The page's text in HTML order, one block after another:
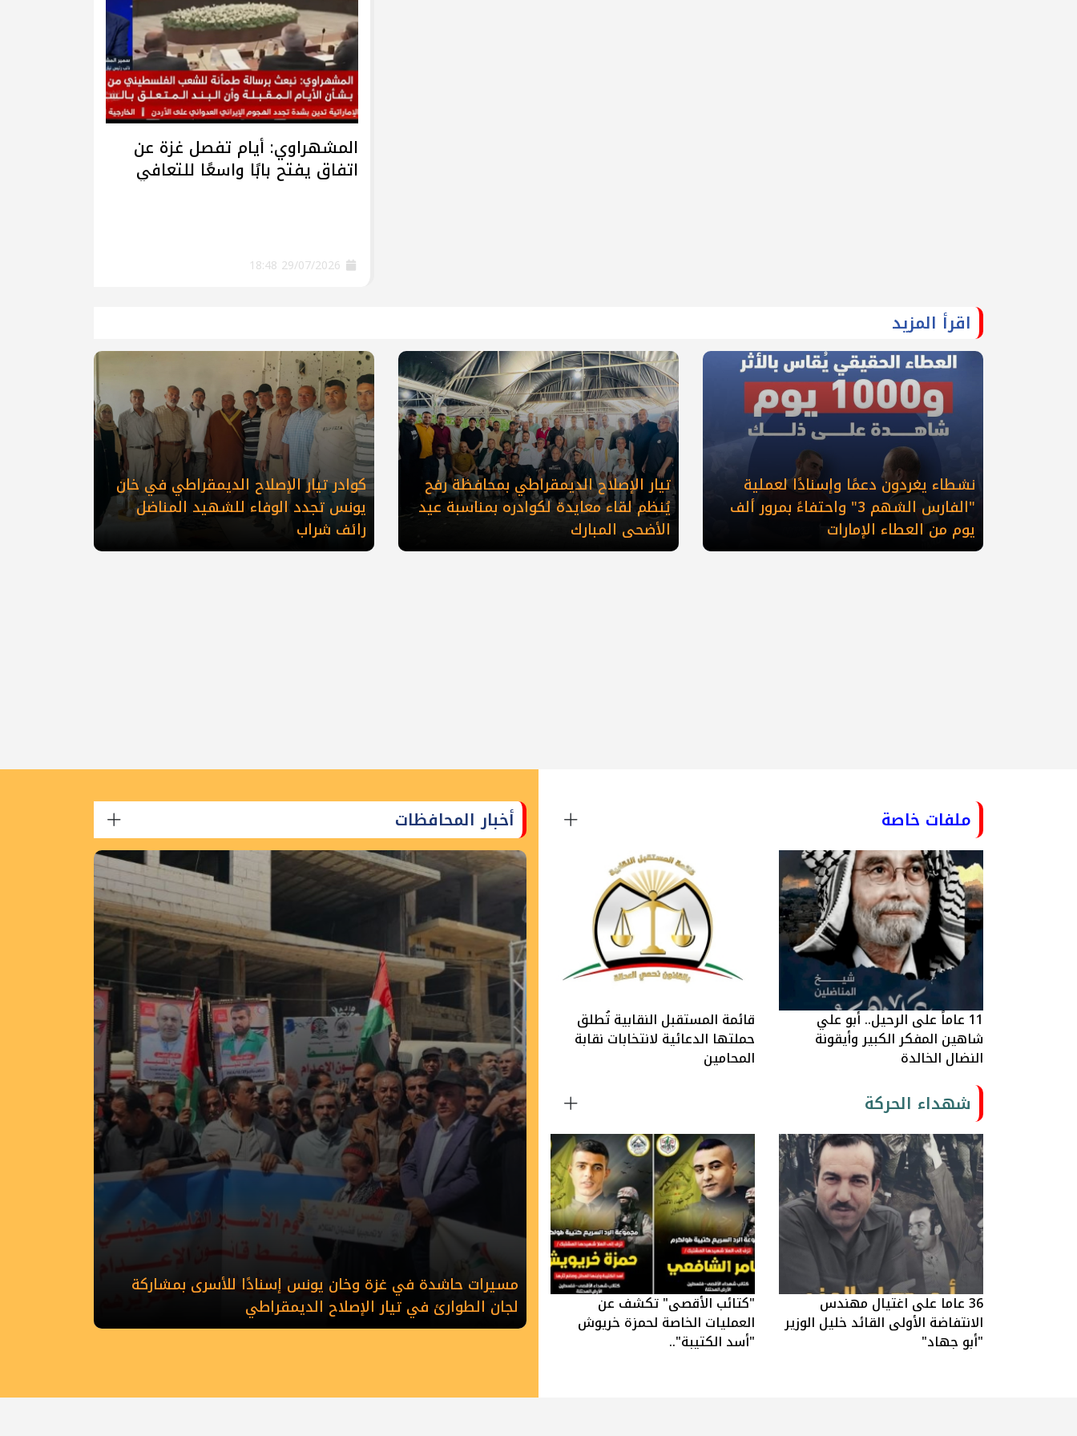
المشهراوي: أيام تفصل غزة عن
اتفاق يفتح بابًا واسعًا للتعافي
اقرأ المزيد
نشطاء يغردون دعمًا وإسنادًا لعملية
"الفارس الشهم 3" واحتفاءً بمرور ألف
يوم من العطاء الإمارات
تيار الإصلاح الديمقراطي بمحافظة رفح
يُنظم لقاء معايدة لكوادره بمناسبة عيد
الأضحى المبارك
كوادر تيار الإصلاح الديمقراطي في خان
يونس تجدد الوفاء للشهيد المناضل
رائف شراب
ملفات خاصة
11 عاماً على الرحيل.. أبو علي
شاهين المفكر الكبير وأيقونة
النضال الخالدة
قائمة المستقبل النقابية تُطلق
حملتها الدعائية لانتخابات نقابة
المحامين
شهداء الحركة
36 عاما على اغتيال مهندس
الانتفاضة الأولى القائد خليل الوزير
"أبو جهاد"
"كتائب الأقصى" تكشف عن
العمليات الخاصة لحمزة خريوش
"أسد الكتيبة"..
أخبار المحافظات
مسيرات حاشدة في غزة وخان يونس إسنادًا للأسرى بمشاركة
لجان الطوارئ في تيار الإصلاح الديمقراطي